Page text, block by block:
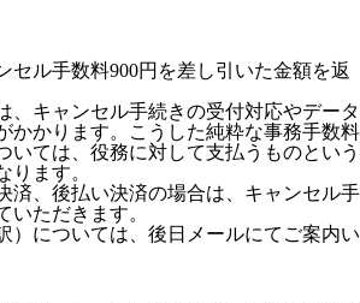
セル手数料900円を差し引いた金額を返
、キャンセル手続きの受付対応やデータ
かかります。こうした純粋な事務手数料
いては、役務に対して支払うものという
ります。
済、後払い決済の場合は、キャンセル手
いただきます。
）については、後日メールにてご案内い